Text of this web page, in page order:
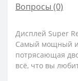
Вопросы (0)
Дисплей Super
Самый мощный и
потрясающая
всё, что вы